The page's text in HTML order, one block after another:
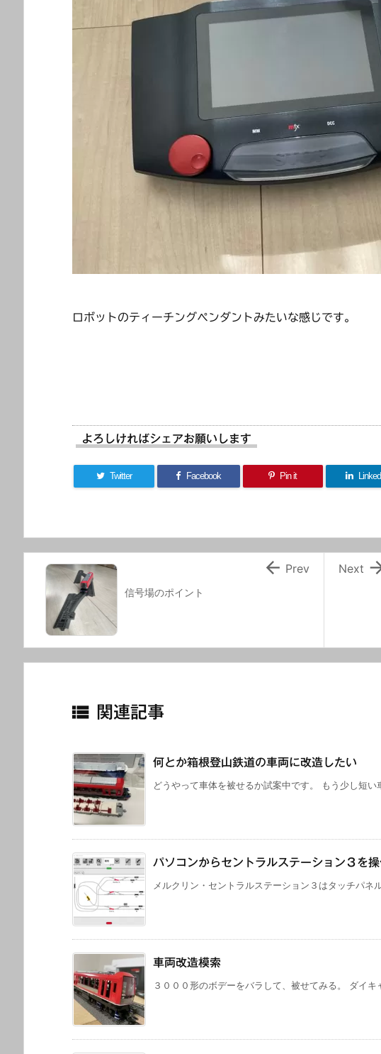
ロボットのティーチングペンダントみたいな感じです。
よろしければシェアお願いします
Twitter Facebook Pin it
Next
信号場のポイント
 Prev
 関連記事
何とか箱根登山鉄道の車両に改造したい
どうやって車体を被せるか試案中です。 もう少し短
パソコンからセントラルステーション３を
メルクリン・セントラルステーション３はタッチパネ
車両改造模索
３０００形のボデーをバラして、被せてみる。 ダイ